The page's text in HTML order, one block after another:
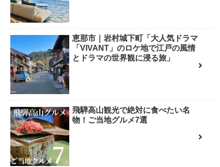
恵那市｜岩村城下町「大人気ドラマ
「VIVANT」のロケ地で江戸の風情
とドラマの世界観に浸る旅」
飛騨高山観光で絶対に食べたい名
物！ご当地グルメ7選